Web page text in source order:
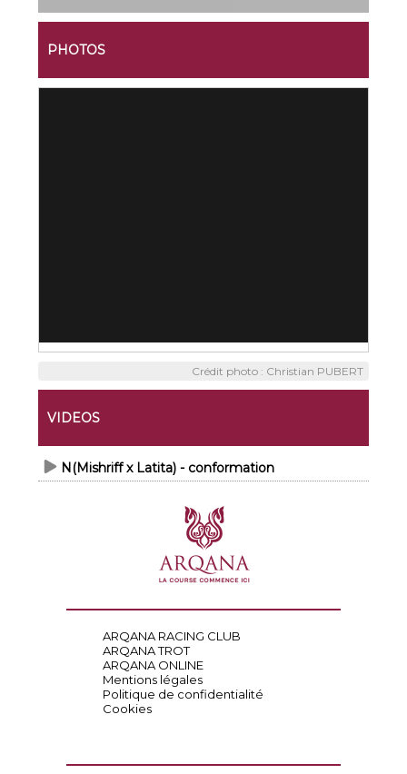
PHOTOS
Crédit photo : Christian PUBERT
VIDEOS
N(Mishriff x Latita) - conformation
ARQANA RACING CLUB
ARQANA TROT
ARQANA ONLINE
Mentions légales
Politique de confidentialité
Cookies